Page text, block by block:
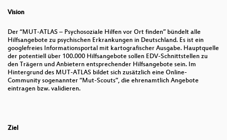
GIS & Datenströme; Stream Processing mit Apache
StreamPipes
OSM Daten und Indoor-Karten in KDE Itinerary
FOSS-GIS in der Berliner Verwaltung – Ein
Vision
Der “MUT-ATLAS – Psychosoziale Hilfen vor Ort finden” bündelt alle
Hilfsangebote zu psychischen Erkrankungen in Deutschland. Es ist ein
googlefreies Informationsportal mit kartografischer Ausgabe. Hauptquelle
der potentiell über 100.000 Hilfsangebote sollen EDV-Schnittstellen zu
den Trägern und Anbietern entsprechender Hilfsangebote sein. Im
Hintergrund des MUT-ATLAS bildet sich zusätzlich eine Online-
Community sogenannter “Mut-Scouts”, die ehrenamtlich Angebote
eintragen bzw. validieren.
Ziel